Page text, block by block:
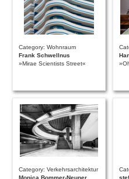
Category: Wohnraum
Frank Schwellnus
»Mirae Scientists Street«
Category: Verkehrsarchitektur
Monica Bommer-Neuner